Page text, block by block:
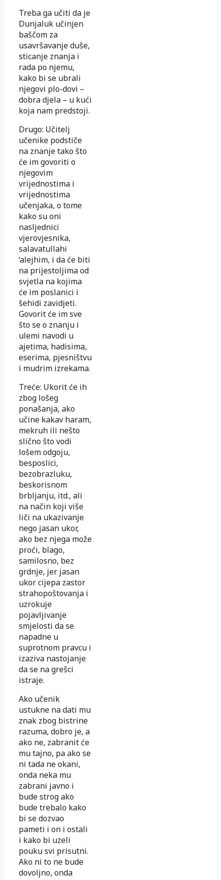
Treba ga učiti da je
Dunjaluk učinjen
baščom za
usavršavanje duše,
sticanje znanja i
rada po njemu,
kako bi se ubrali
njegovi plo-dovi –
dobra djela – u kući
koja nam predstoji.
Drugo: Učitelj
učenike podstiče
na znanje tako što
će im govoriti o
njegovim
vrijednostima i
vrijednostima
učenjaka, o tome
kako su oni
nasljednici
vjerovjesnika,
salavatullahi
‘alejhim, i da će biti
na prijestoljima od
svjetla na kojima
će im poslanici i
šehidi zavidjeti.
Govorit će im sve
što se o znanju i
ulemi navodi u
ajetima, hadisima,
eserima, pjesništvu
i mudrim izrekama.
Treće: Ukorit će ih
zbog lošeg
ponašanja, ako
učine kakav haram,
mekruh ili nešto
slično što vodi
lošem odgoju,
besposlici,
bezobrazluku,
beskorisnom
brbljanju, itd., ali
na način koji više
liči na ukazivanje
nego jasan ukor,
ako bez njega može
proći, blago,
samilosno, bez
grdnje, jer jasan
ukor cijepa zastor
strahopoštovanja i
uzrokuje
pojavljivanje
smjelosti da se
napadne u
suprotnom pravcu i
izaziva nastojanje
da se na grešci
istraje.
Ako učenik
ustukne na dati mu
znak zbog bistrine
razuma, dobro je, a
ako ne, zabranit će
mu tajno, pa ako se
ni tada ne okani,
onda neka mu
zabrani javno i
bude strog ako
bude trebalo kako
bi se dozvao
pameti i on i ostali
i kako bi uzeli
pouku svi prisutni.
Ako ni to ne bude
dovoljno, onda